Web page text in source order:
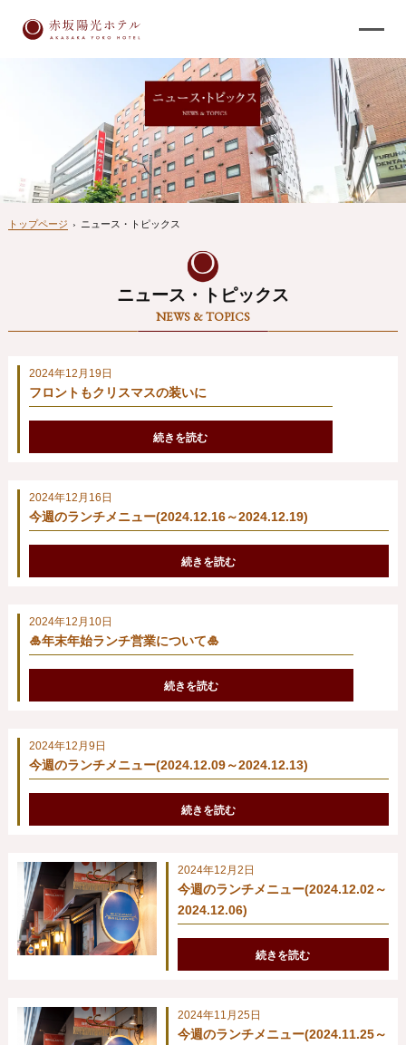
トップページ › ニュース・トピックス
ニュース・トピックス
NEWS & TOPICS
2024年12月19日
フロントもクリスマスの装いに
続きを読む
2024年12月16日
今週のランチメニュー(2024.12.16～2024.12.19)
続きを読む
2024年12月10日
🎍年末年始ランチ営業について🎍
続きを読む
2024年12月9日
今週のランチメニュー(2024.12.09～2024.12.13)
続きを読む
2024年12月2日
今週のランチメニュー(2024.12.02～
2024.12.06)
続きを読む
2024年11月25日
今週のランチメニュー(2024.11.25～